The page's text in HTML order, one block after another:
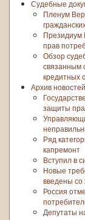
Судебные
Пленум
Президиум
прав
Обзор
связанным
кредитных
Архив новостей
защиты
Ряд
капремонт
Вступил в
Новые
введены со
Россия
Депутаты